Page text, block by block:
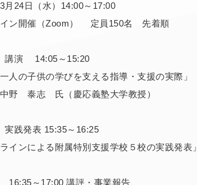
月24日（水）14:00～17:00
イン開催（Zoom） 定員150名 先着順
演 14:05～15:20
一人の子供の学びを支える指導・支援の実際」
野 泰志 氏（慶応義塾大学教授）
践発表 15:35～16:25
ラインによる附属特別支援学校５校の実践発表」
16:35～17:00 講評・事業報告